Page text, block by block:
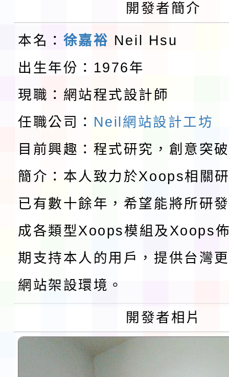
告(不再辦理後續甄選)
賽實施要點」1份
本市「115學年度學生
「桃園市補助參觀特色
展演活動實施計畫」
請一案
教育部校安中心白海豚
報
淨零綠領人才培育課程
檢送桃園市115學年度
及師生本土語及新住民
實施要點各1份
115年食農教育專業人
程
函轉國家通訊傳播委員
鎮韌性（防空）演習－
速演練執行計畫」
「115年金融知識線上
法」
第3次招考代課鐘點教
告(不再辦理後續甄選)
檢送「桃園市115學年
賽實施要點」1份
本市「115學年度學生
程安排一案
「桃園市補助參觀特色
開發者簡介
本名： 徐嘉裕 Neil Hsu
出生年份：1976年
現職：網站程式設計師
任職公司： Neil網站設計工坊
目前興趣：程式研究，創意突
簡介：本人致力於Xoops相關
已有數十餘年，希望能將所研
成各類型Xoops模組及Xoops
期支持本人的用戶，提供台灣
網站架設環境。
開發者相片